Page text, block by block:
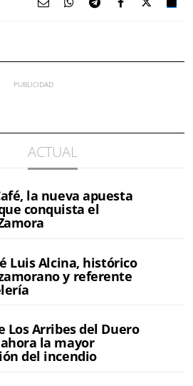
ACTUAL
la nueva apuesta
conquista el
Luis Alcina, histórico
y referente
Los Arribes del Duero
la mayor
del incendio